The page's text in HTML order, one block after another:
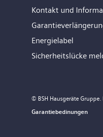
Kontakt und
Energielabel
Sicherheitslücke
© BSH Hausgeräte Gruppe.
Garantiebedinungen